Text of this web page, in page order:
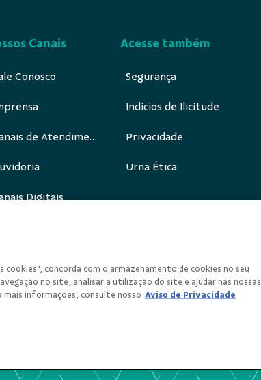
Canais
Conosco
Canais de Atendimento
Digitais
Acesse também
Segurança
Indícios de Ilicitude
Privacidade
Urna Ética
cookies", concorda com o armazenamento de cookies no seu
no site, analisar a utilização do site e ajudar nas nossas
mais informações, consulte nosso Aviso de Privacidade